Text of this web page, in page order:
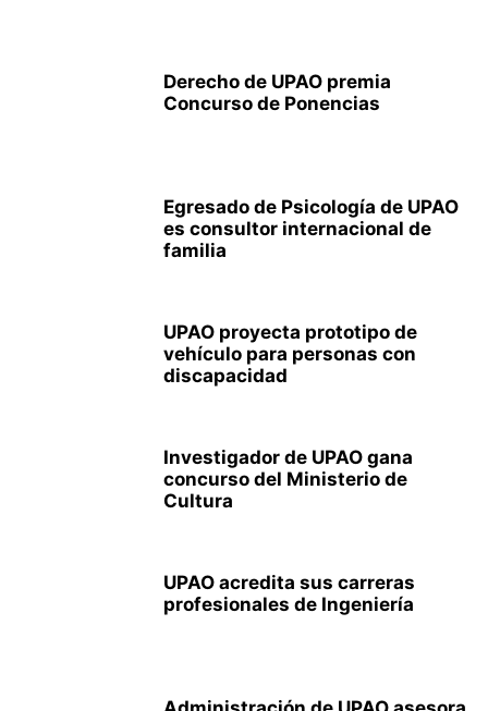
Derecho de UPAO premia
Concurso de Ponencias
Egresado de Psicología de UPAO
es consultor internacional de
familia
UPAO proyecta prototipo de
vehículo para personas con
discapacidad
Investigador de UPAO gana
concurso del Ministerio de
Cultura
UPAO acredita sus carreras
profesionales de Ingeniería